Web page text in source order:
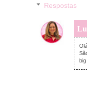
Respostas